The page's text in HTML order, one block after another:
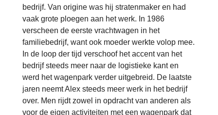
bedrijf. Van origine was hij stratenmaker en had
vaak grote ploegen aan het werk. In 1986
verscheen de eerste vrachtwagen in het
familiebedrijf, want ook moeder werkte volop mee.
In de loop der tijd verschoof het accent van het
bedrijf steeds meer naar de logistieke kant en
werd het wagenpark verder uitgebreid. De laatste
jaren neemt Alex steeds meer werk in het bedrijf
over. Men rijdt zowel in opdracht van anderen als
voor de eigen activiteiten met een wagenpark dat